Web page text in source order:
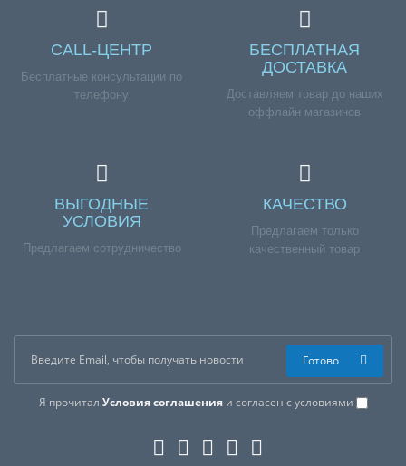
CALL-ЦЕНТР
Бесплатные консультации по
телефону
БЕСПЛАТНАЯ
ДОСТАВКА
Доставляем товар до наших
оффлайн магазинов
ВЫГОДНЫЕ
УСЛОВИЯ
Предлагаем сотрудничество
КАЧЕСТВО
Предлагаем только
качественный товар
Я прочитал Условия соглашенияи согласен с условиями
Готово